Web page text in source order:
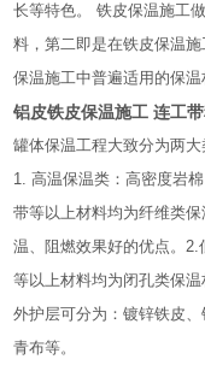
长等特色。 铁皮保温施工
料，第二即是在铁皮保温
保温施工中普遍适用的保温
铝皮铁皮保温施工 连工
罐体保温工程大致分为两大
1. 高温保温类：高密度岩
带等以上材料均为纤维类
温、阻燃效果好的优点。
等以上材料均为闭孔类保
外护层可分为：镀锌铁皮
青布等。